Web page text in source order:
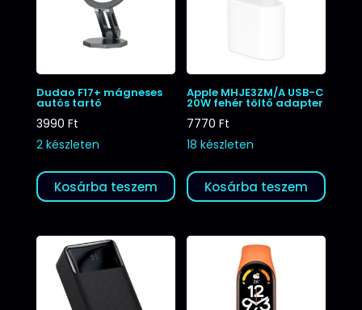
Dudao F17+ mágneses
autós tartó
3990 Ft
2 készleten
Kosárba teszem
Apple MHJE3ZM/A USB-C
20W fehér töltő adapter
7770Ft
18 készleten
Kosárba teszem